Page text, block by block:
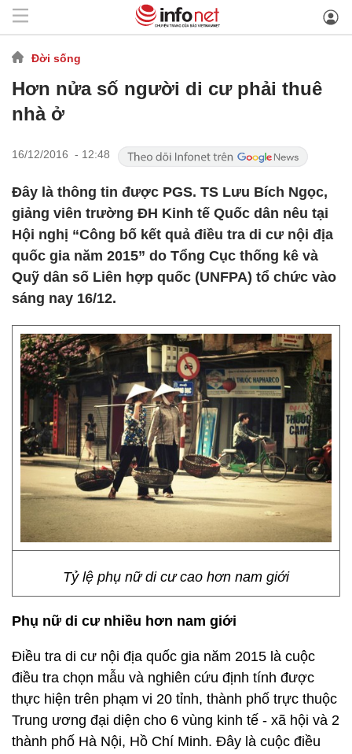
Đời sống
Hơn nửa số người di cư phải thuê
nhà ở
16/12/2016 - 12:48
Đây là thông tin được PGS. TS Lưu Bích Ngọc,
giảng viên trường ĐH Kinh tế Quốc dân nêu tại
Hội nghị “Công bố kết quả điều tra di cư nội địa
quốc gia năm 2015” do Tổng Cục thống kê và
Quỹ dân số Liên hợp quốc (UNFPA) tổ chức vào
sáng nay 16/12.
Tỷ lệ phụ nữ di cư cao hơn nam giới
Phụ nữ di cư nhiều hơn nam giới
Điều tra di cư nội địa quốc gia năm 2015 là cuộc
điều tra chọn mẫu và nghiên cứu định tính được
thực hiện trên phạm vi 20 tỉnh, thành phố trực thuộc
Trung ương đại diện cho 6 vùng kinh tế - xã hội và 2
thành phố Hà Nội, Hồ Chí Minh. Đây là cuộc điều